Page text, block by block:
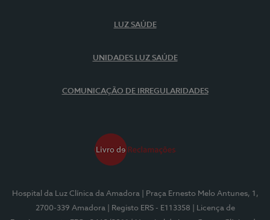
LUZ SAÚDE
UNIDADES LUZ SAÚDE
COMUNICAÇÃO DE IRREGULARIDADES
Hospital da Luz Clínica da Amadora
| Praça Ernesto Melo Antunes, 1,
2700-339 Amadora
| Registo ERS - E113358
| Licença de